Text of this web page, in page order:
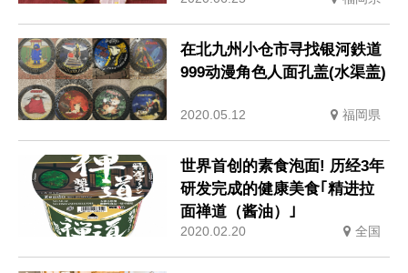
在北九州小仓市寻找银河鉄道
999动漫角色人面孔盖(水渠盖)
2020.05.12 福岡県
世界首创的素食泡面! 历经3年
研发完成的健康美食｢精进拉
面禅道（酱油）｣
2020.02.20 全国